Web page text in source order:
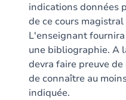
indications données
de ce cours
L'enseignant
une bibliographie. A
devra faire preuve
de connaître au
indiquée.